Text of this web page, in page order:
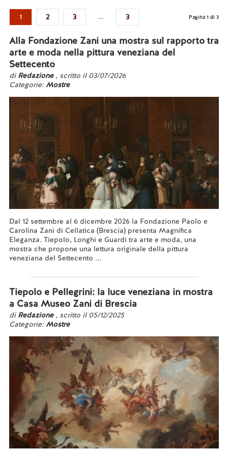
1 2 3 ... 3 Pagina 1 di 3
Alla Fondazione Zani una mostra sul rapporto tra
arte e moda nella pittura veneziana del
Settecento
di Redazione , scritto il 03/07/2026
Categorie:Mostre
Dal 12 settembre al 6 dicembre 2026 la Fondazione Paolo e
Carolina Zani di Cellatica (Brescia) presenta Magnifica
Eleganza. Tiepolo, Longhi e Guardi tra arte e moda, una
mostra che propone una lettura originale della pittura
veneziana del Settecento ...
Tiepolo e Pellegrini: la luce veneziana in mostra
a Casa Museo Zani di Brescia
di Redazione , scritto il 05/12/2025
Categorie:Mostre